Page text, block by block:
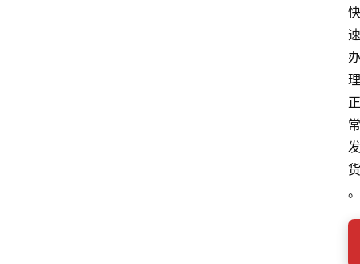
快
速
办
理
正
常
发
货
。